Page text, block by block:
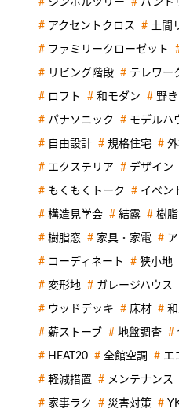
シンボルツリー パント
アクセントクロス 土間
ファミリークローゼット
リビング階段 テレワー
ロフト 和モダン 野
パナソニック モデルハ
自由設計 規格住宅
エクステリア デザイン
もくもくトーク イベン
構造見学会 結露 樹
樹脂窓 家具・家電
コーディネート 狭小地
変形地 ガレージハウス
ウッドデッキ 床材
薪ストーブ 地盤調査
HEAT20 全館空調 エ
軽減措置 メンテナンス
家事ラク 災害対策